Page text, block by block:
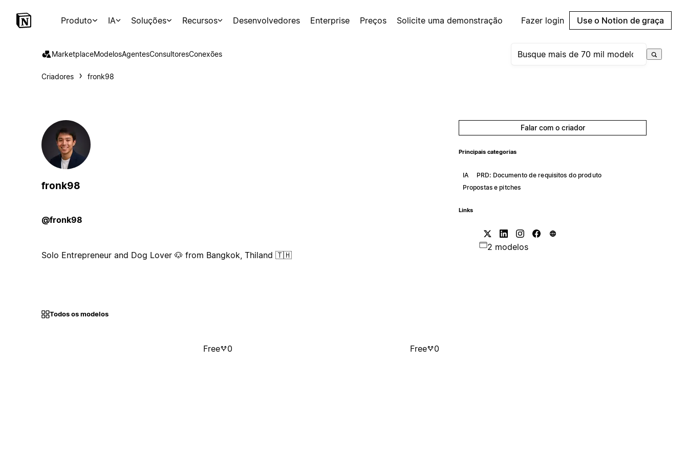
Produto IA Soluções Recursos Desenvolvedores Enterprise Preços Solicite uma demonstração Fazer login Use o Notion de graça
MarketplaceModelosAgentesConsultoresConexões
Criadores fronk98
fronk98
@fronk98
Solo Entrepreneur and Dog Lover 🐶 from Bangkok, Thiland 🇹🇭
Falar com o criador
Principais categorias
IA
PRD: Documento de requisitos do produto
Propostas e pitches
Links
2 modelos
Todos os modelos
Free 0 Free 0